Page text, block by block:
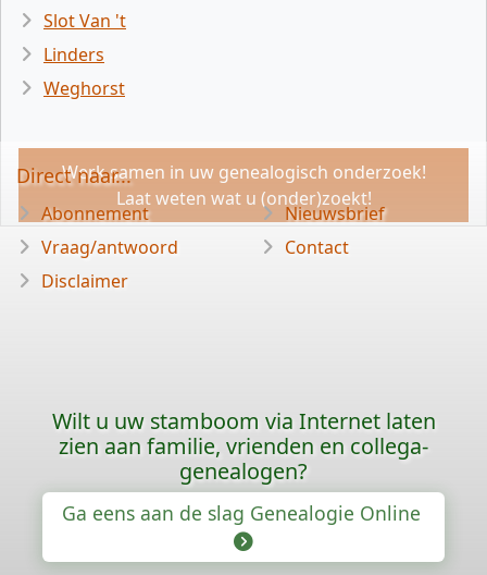
Slot Van 't
Linders
Weghorst
Werk samen in uw genealogisch onderzoek!
Laat weten wat u (onder)zoekt!
Direct naar...
Abonnement
Vraag/antwoord
Disclaimer
Nieuwsbrief
Contact
Wilt u uw stamboom via Internet laten
zien aan familie, vrienden en collega-
genealogen?
Ga eens aan de slag Genealogie Online